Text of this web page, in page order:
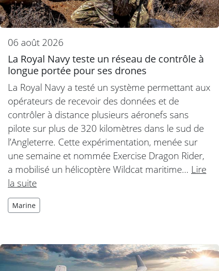
06 août 2026
La Royal Navy teste un réseau de contrôle à
longue portée pour ses drones
La Royal Navy a testé un système permettant aux
opérateurs de recevoir des données et de
contrôler à distance plusieurs aéronefs sans
pilote sur plus de 320 kilomètres dans le sud de
l’Angleterre. Cette expérimentation, menée sur
une semaine et nommée Exercise Dragon Rider,
a mobilisé un hélicoptère Wildcat maritime… Lire
la suite
Marine